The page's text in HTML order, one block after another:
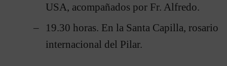
USA, acompañados por Fr. Alfredo.
19.30 horas. En la Santa Capilla, rosario
internacional del Pilar.